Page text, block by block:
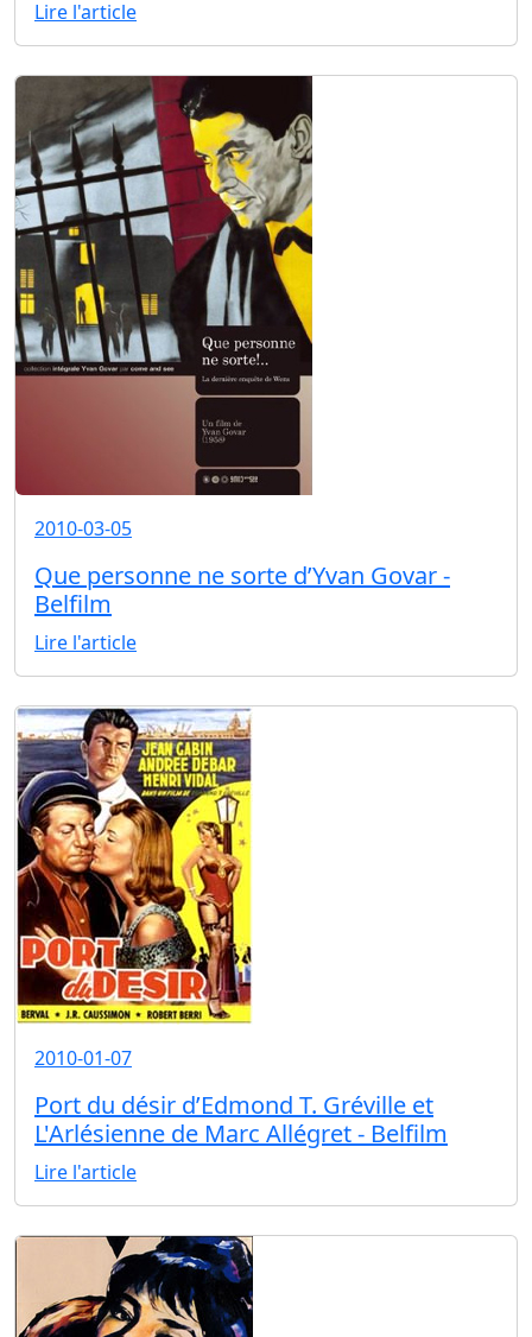
Lire l'article
2010-03-05
Que personne ne sorte d’Yvan Govar -
Belfilm
Lire l'article
2010-01-07
Port du désir d’Edmond T. Gréville et
L'Arlésienne de Marc Allégret - Belfilm
Lire l'article